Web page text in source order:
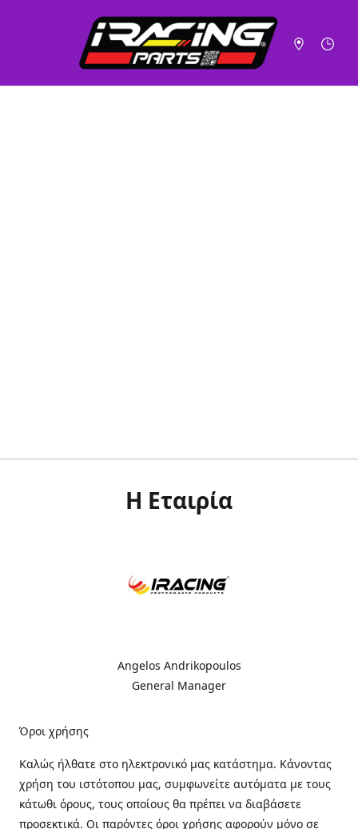
Η Εταιρία
Angelos Andrikopoulos
General Manager
Όροι χρήσης
Καλώς ήλθατε στo ηλεκτρονικό μας κατάστημα. Κάνοντας
χρήση του ιστότοπου μας, συμφωνείτε αυτόματα με τους
κάτωθι όρους, τους οποίους θα πρέπει να διαβάσετε
προσεκτικά. Οι παρόντες όροι χρήσης αφορούν μόνο σε